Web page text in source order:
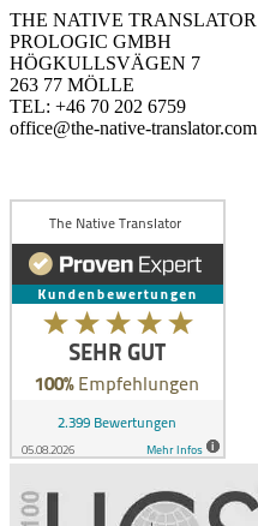
THE NATIVE TRANSLATOR
PROLOGIC GMBH
HÖGKULLSVÄGEN 7
263 77 MÖLLE
TEL: +46 70 202 6759
office@the-native-translator.com